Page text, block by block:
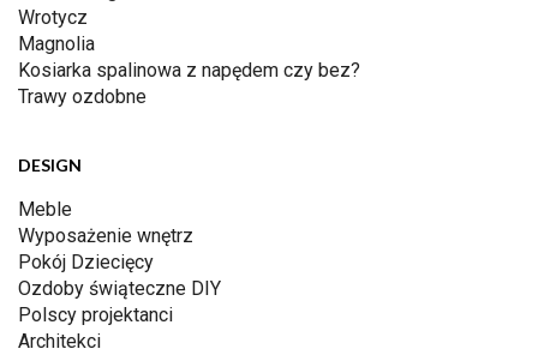
Wrotycz
Magnolia
Kosiarka spalinowa z napędem czy bez?
Trawy ozdobne
DESIGN
Meble
Wyposażenie wnętrz
Pokój Dziecięcy
Ozdoby świąteczne DIY
Polscy projektanci
Architekci